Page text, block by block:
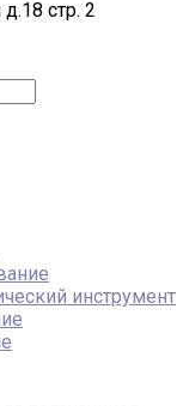
стр. 2
инструмент